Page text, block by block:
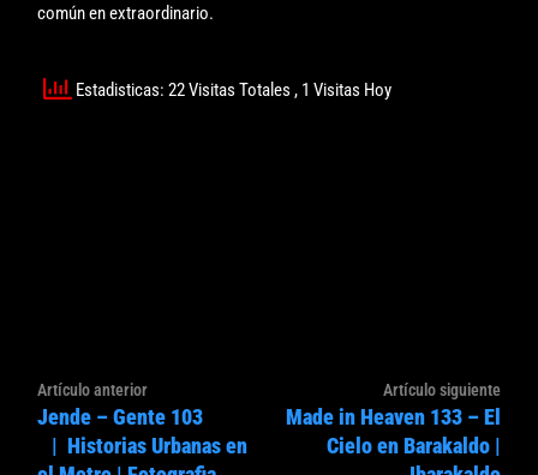
común en extraordinario.
Estadisticas: 22 Visitas Totales, 1 Visitas Hoy
Navegación
de
entradas
Artículo anteriorArtículo
anterior:
Jende – Gente 103
| Historias Urbanas en
Artículo siguiente
Made in Heaven 133 – El
Cielo en Barakaldo |